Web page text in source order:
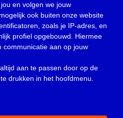
en volgen we jouw
ook buiten onze website
zoals je IP-adres, en
profiel opgebouwd. Hiermee
communicatie aan op jouw
aan te passen door op de
te drukken in het hoofdmenu.